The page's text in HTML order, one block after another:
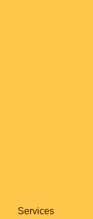
Services